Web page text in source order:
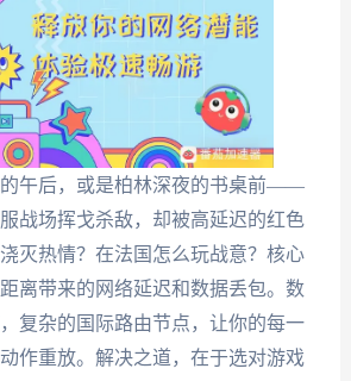
的午后，或是柏林深夜的书桌前——
战场挥戈杀敌，却被高延迟的红色
灭热情？在法国怎么玩战意？核心
离带来的网络延迟和数据丢包。数
复杂的国际路由节点，让你的每一
作重放。解决之道，在于选对游戏